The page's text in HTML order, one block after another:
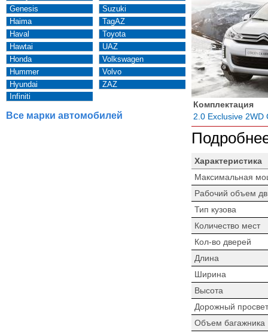
Genesis
Haima
Haval
Hawtai
Honda
Hummer
Hyundai
Infiniti
Suzuki
TagAZ
Toyota
UAZ
Volkswagen
Volvo
ZAZ
Все марки автомобилей
Комплектация
2.0 Exclusive 2WD
Характеристика
Максимальная
Рабочий объем
Тип кузова
Количество мест
Кол-во дверей
Длина
Ширина
Высота
Дорожный просвет
Объем багажника